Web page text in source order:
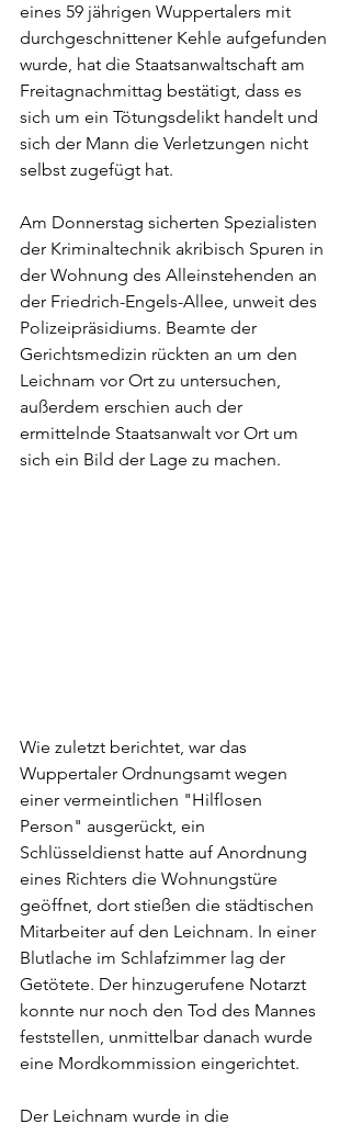
eines 59 jährigen Wuppertalers mit
durchgeschnittener Kehle aufgefunden
wurde, hat die Staatsanwaltschaft am
Freitagnachmittag bestätigt, dass es
sich um ein Tötungsdelikt handelt und
sich der Mann die Verletzungen nicht
selbst zugefügt hat.
Am Donnerstag sicherten Spezialisten
der Kriminaltechnik akribisch Spuren in
der Wohnung des Alleinstehenden an
der Friedrich-Engels-Allee, unweit des
Polizeipräsidiums. Beamte der
Gerichtsmedizin rückten an um den
Leichnam vor Ort zu untersuchen,
außerdem erschien auch der
ermittelnde Staatsanwalt vor Ort um
sich ein Bild der Lage zu machen.
Wie zuletzt berichtet, war das
Wuppertaler Ordnungsamt wegen
einer vermeintlichen "Hilflosen
Person" ausgerückt, ein
Schlüsseldienst hatte auf Anordnung
eines Richters die Wohnungstüre
geöffnet, dort stießen die städtischen
Mitarbeiter auf den Leichnam. In einer
Blutlache im Schlafzimmer lag der
Getötete. Der hinzugerufene Notarzt
konnte nur noch den Tod des Mannes
feststellen, unmittelbar danach wurde
eine Mordkommission eingerichtet.
Der Leichnam wurde in die